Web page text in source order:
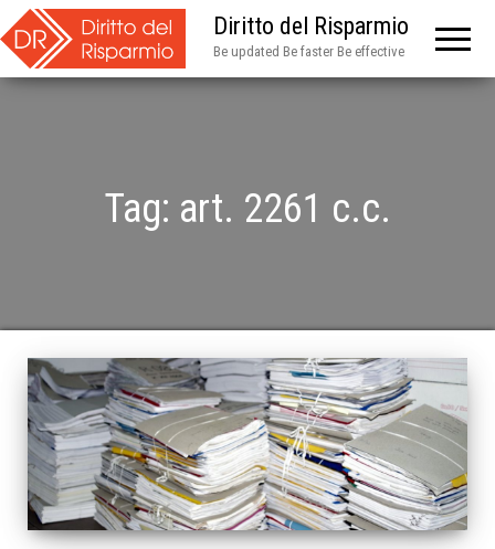
Diritto del Risparmio
Be updated Be faster Be effective
Tag: art. 2261 c.c.